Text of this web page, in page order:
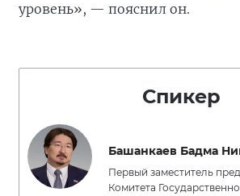
уровень», — пояснил он.
Спикер
Башанкаев Бадма
Первый заместитель
Комитета